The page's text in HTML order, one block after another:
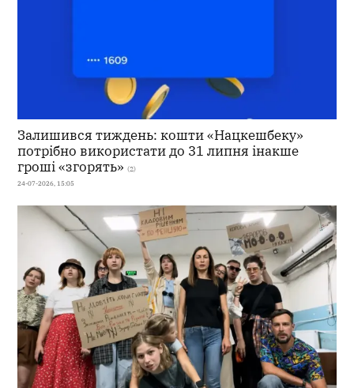
Залишився тиждень: кошти «Нацкешбеку»
потрібно використати до 31 липня інакше
гроші «згорять» (2)
24-07-2026, 15:05